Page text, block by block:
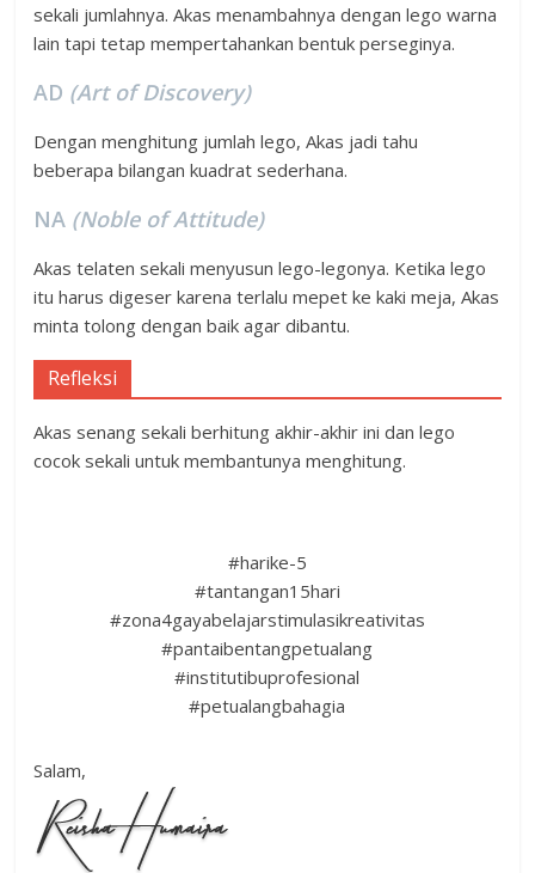
sekali jumlahnya. Akas menambahnya dengan lego warna
lain tapi tetap mempertahankan bentuk perseginya.
AD (Art of Discovery)
Dengan menghitung jumlah lego, Akas jadi tahu
beberapa bilangan kuadrat sederhana.
NA (Noble of Attitude)
Akas telaten sekali menyusun lego-legonya. Ketika lego
itu harus digeser karena terlalu mepet ke kaki meja, Akas
minta tolong dengan baik agar dibantu.
Refleksi
Akas senang sekali berhitung akhir-akhir ini dan lego
cocok sekali untuk membantunya menghitung.
#harike-5
#tantangan15hari
#zona4gayabelajarstimulasikreativitas
#pantaibentangpetualang
#institutibuprofesional
#petualangbahagia
Salam,